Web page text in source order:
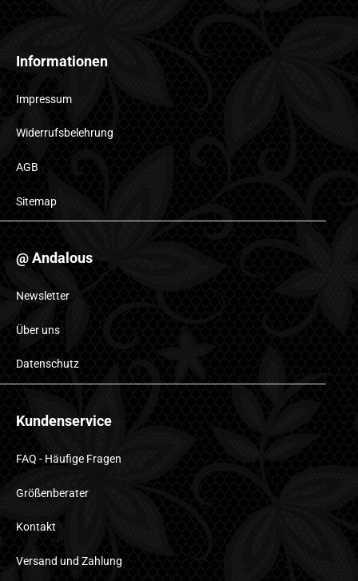
Informationen
Impressum
Widerrufsbelehrung
AGB
Sitemap
@ Andalous
Newsletter
Über uns
Datenschutz
Kundenservice
FAQ - Häufige Fragen
Größenberater
Kontakt
Versand und Zahlung